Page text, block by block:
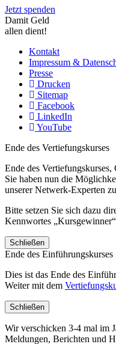
Jetzt spenden
Damit Geld
allen dient!
Kontakt
Impressum &
Presse
Drucken
Sitemap
Facebook
LinkedIn
YouTube
Ende des Vertiefungskurses
Ende des
Sie haben nun die
unserer Netwerk-Experten
Bitte setzen Sie sich dazu
Kennwortes
Schließen
Ende des Einführungskurses
Dies ist das Ende des
Weiter mit dem
Schließen
Wir verschicken 3-4 mal im
Meldungen, Berichten und